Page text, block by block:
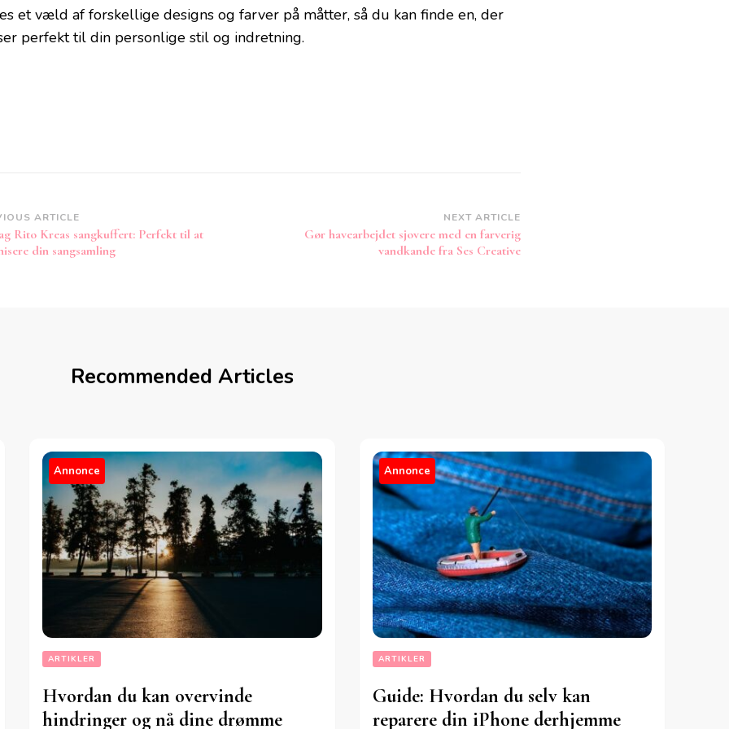
et væld af forskellige designs og farver på måtter, så du kan finde en, der
perfekt til din personlige stil og indretning.
ARTICLE
Rito Kreas sangkuffert: Perfekt til at
din sangsamling
NEXT ARTICLE
Gør havearbejdet sjovere med en farverig
vandkande fra Ses Creative
Recommended Articles
Annonce
ARTIKLER
Hvordan du kan overvinde
hindringer og nå dine drømme
Annonce
ARTIKLER
Guide: Hvordan du selv kan
reparere din iPhone derhjemme